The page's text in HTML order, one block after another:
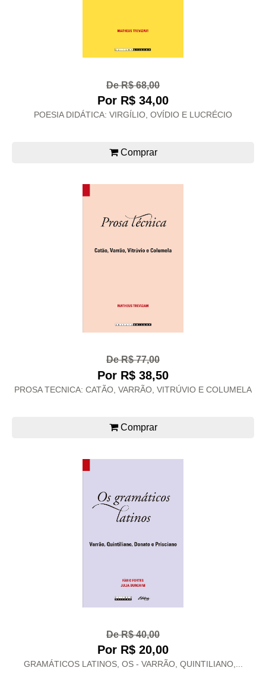
De R$ 68,00
Por R$ 34,00
POESIA DIDÁTICA: VIRGÍLIO, OVÍDIO E LUCRÉCIO
Comprar
De R$ 77,00
Por R$ 38,50
PROSA TECNICA: CATÃO, VARRÃO, VITRÚVIO E COLUMELA
Comprar
De R$ 40,00
Por R$ 20,00
GRAMÁTICOS LATINOS, OS - VARRÃO, QUINTILIANO,...